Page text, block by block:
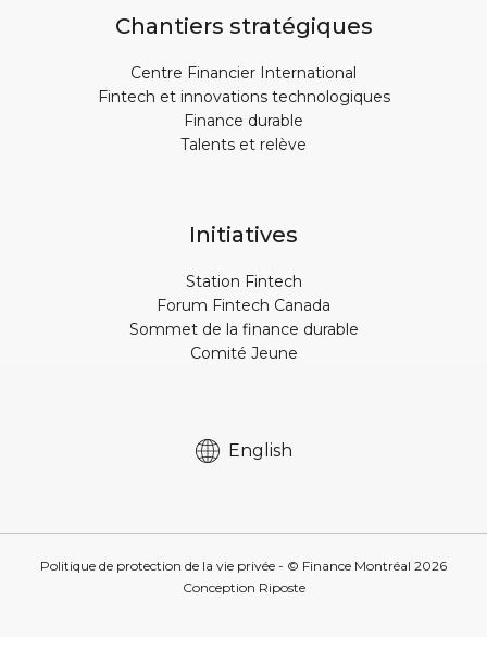
Chantiers stratégiques
Centre Financier International
Fintech et innovations technologiques
Finance durable
Talents et relève
Initiatives
Station Fintech
Forum Fintech Canada
Sommet de la finance durable
Comité Jeune
English
Politique de protection de la vie privée - © Finance Montréal 2026
Conception Riposte